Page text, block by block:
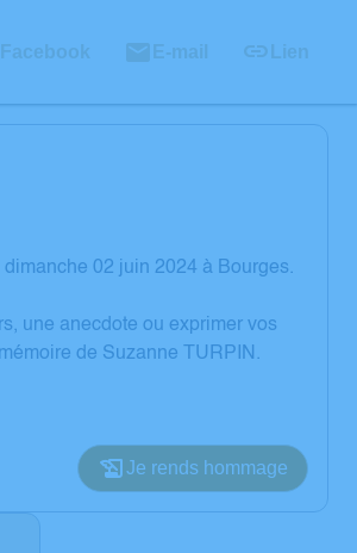
Facebook E-mail Lien
02 juin 2024 à Bourges.
une anecdote ou exprimer vos
de Suzanne TURPIN.
Je rends hommage